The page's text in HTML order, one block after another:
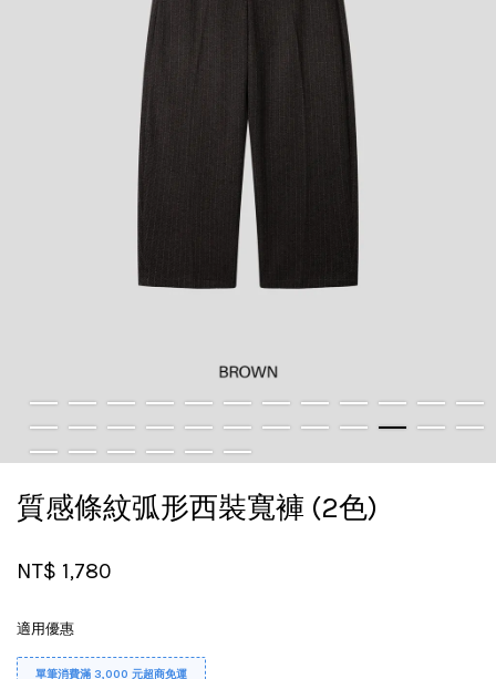
質感條紋弧形西裝寬褲 (2色)
NT$ 1,780
適用優惠
單筆消費滿 3,000 元超商免運